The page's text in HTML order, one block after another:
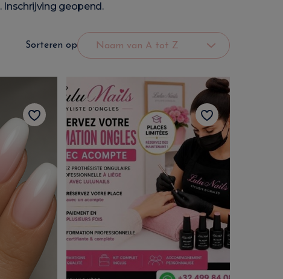
. Inschrijving geopend.
Sorteren op